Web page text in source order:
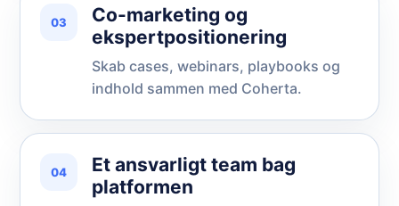
03
Co-marketing og
ekspertpositionering
Skab cases, webinars, playbooks og
indhold sammen med Coherta.
04
Et ansvarligt team bag
platformen